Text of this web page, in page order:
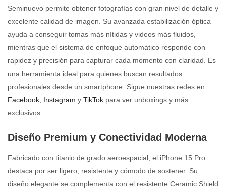
Seminuevo permite obtener fotografías con gran nivel de detalle y
excelente calidad de imagen. Su avanzada estabilización óptica
ayuda a conseguir tomas más nítidas y videos más fluidos,
mientras que el sistema de enfoque automático responde con
rapidez y precisión para capturar cada momento con claridad. Es
una herramienta ideal para quienes buscan resultados
profesionales desde un smartphone. Sigue nuestras redes en
Facebook Instagram y TikTok para ver unboxings y más.
exclusivos.
Diseño Premium y Conectividad Moderna
Fabricado con titanio de grado aeroespacial, el iPhone 15 Pro
destaca por ser ligero, resistente y cómodo de sostener. Su
diseño elegante se complementa con el resistente Ceramic Shield